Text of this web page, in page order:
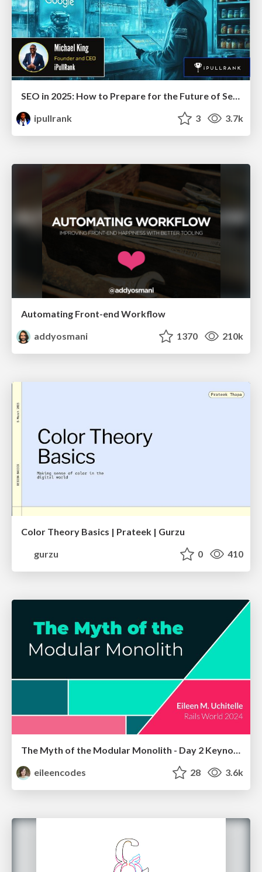
ipullrank
3 3.7k
Automating Front-end Workflow
addyosmani
1370 210k
Color Theory Basics | Prateek | Gurzu
gurzu
0 410
The Myth of the Modular Monolith - Day 2 Keynote - Rails World 2024
eileencodes
28 3.6k